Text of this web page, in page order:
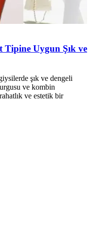
Uygun Şık ve
şık ve dengeli
ve kombin
ve estetik bir